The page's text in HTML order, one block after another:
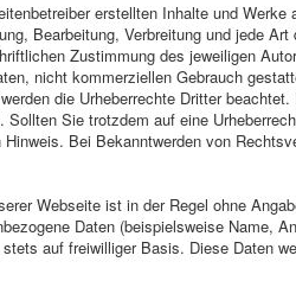
erstellten Inhalte und
Bearbeitung, Verbreitung und jede
Zustimmung des jeweiligen
nicht kommerziellen Gebrauch
die Urheberrechte Dritter
Sollten Sie trotzdem auf eine
Bei Bekanntwerden von
Webseite ist in der Regel ohne
Daten (beispielsweise Name,
auf freiwilliger Basis. Diese Daten